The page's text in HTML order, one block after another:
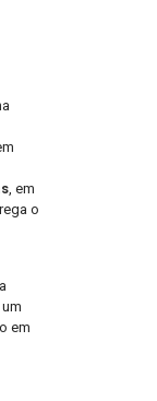
, em
o
um
em